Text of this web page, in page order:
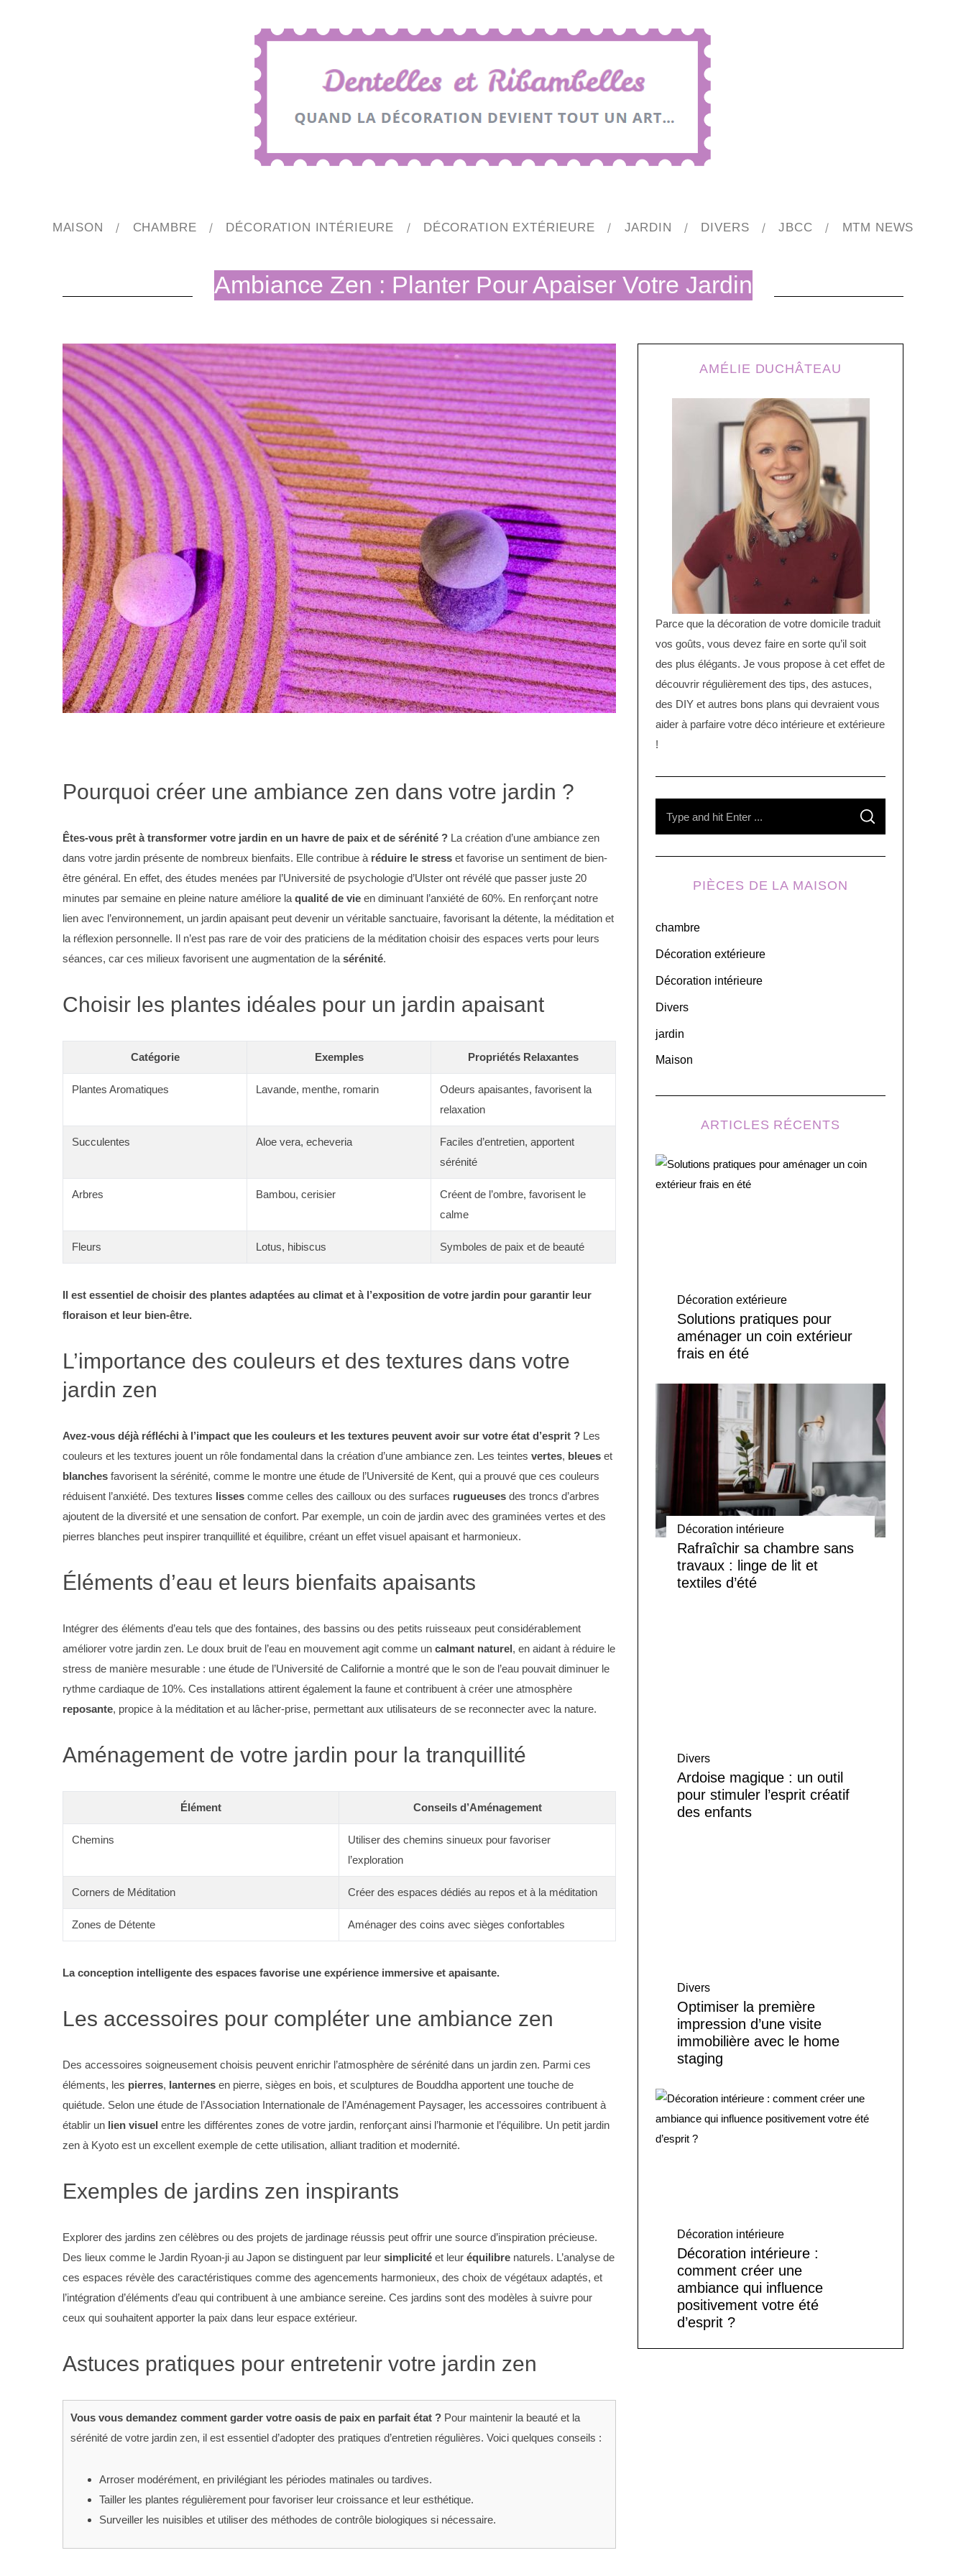
MAISON CHAMBRE DÉCORATION INTÉRIEURE DÉCORATION EXTÉRIEURE JARDIN DIVERS JBCC MTM NEWS
Ambiance Zen : Planter Pour Apaiser Votre Jardin
Pourquoi créer une ambiance zen dans votre jardin ?
Êtes-vous prêt à transformer votre jardin en un havre de paix et de sérénité ? La création d’une ambiance zen
dans votre jardin présente de nombreux bienfaits. Elle contribue à réduire le stress et favorise un sentiment de bien-
être général. En effet, des études menées par l’Université de psychologie d’Ulster ont révélé que passer juste 20
minutes par semaine en pleine nature améliore la qualité de vie en diminuant l’anxiété de 60%. En renforçant notre
lien avec l’environnement, un jardin apaisant peut devenir un véritable sanctuaire, favorisant la détente, la méditation et
la réflexion personnelle. Il n’est pas rare de voir des praticiens de la méditation choisir des espaces verts pour leurs
séances, car ces milieux favorisent une augmentation de la sérénité.
Choisir les plantes idéales pour un jardin apaisant
Catégorie Exemples Propriétés Relaxantes
Plantes Aromatiques Lavande, menthe, romarin
Odeurs apaisantes, favorisent la
relaxation
Succulentes Aloe vera, echeveria
Faciles d’entretien, apportent
sérénité
Arbres Bambou, cerisier
Créent de l’ombre, favorisent le
calme
Fleurs Lotus, hibiscus Symboles de paix et de beauté
Il est essentiel de choisir des plantes adaptées au climat et à l’exposition de votre jardin pour garantir leur
floraison et leur bien-être.
L’importance des couleurs et des textures dans votre
jardin zen
Avez-vous déjà réfléchi à l’impact que les couleurs et les textures peuvent avoir sur votre état d’esprit ? Les
couleurs et les textures jouent un rôle fondamental dans la création d’une ambiance zen. Les teintes vertes, bleues et
blanches favorisent la sérénité, comme le montre une étude de l’Université de Kent, qui a prouvé que ces couleurs
réduisent l’anxiété. Des textures lisses comme celles des cailloux ou des surfaces rugueuses des troncs d’arbres
ajoutent de la diversité et une sensation de confort. Par exemple, un coin de jardin avec des graminées vertes et des
pierres blanches peut inspirer tranquillité et équilibre, créant un effet visuel apaisant et harmonieux.
Éléments d’eau et leurs bienfaits apaisants
Intégrer des éléments d’eau tels que des fontaines, des bassins ou des petits ruisseaux peut considérablement
améliorer votre jardin zen. Le doux bruit de l’eau en mouvement agit comme un calmant naturel, en aidant à réduire le
stress de manière mesurable : une étude de l’Université de Californie a montré que le son de l’eau pouvait diminuer le
rythme cardiaque de 10%. Ces installations attirent également la faune et contribuent à créer une atmosphère
reposante, propice à la méditation et au lâcher-prise, permettant aux utilisateurs de se reconnecter avec la nature.
Aménagement de votre jardin pour la tranquillité
Élément Conseils d’Aménagement
Chemins
Utiliser des chemins sinueux pour favoriser
l’exploration
Corners de Méditation Créer des espaces dédiés au repos et à la méditation
Zones de Détente Aménager des coins avec sièges confortables
La conception intelligente des espaces favorise une expérience immersive et apaisante.
Les accessoires pour compléter une ambiance zen
Des accessoires soigneusement choisis peuvent enrichir l’atmosphère de sérénité dans un jardin zen. Parmi ces
éléments, les pierres, lanternes en pierre, sièges en bois, et sculptures de Bouddha apportent une touche de
quiétude. Selon une étude de l’Association Internationale de l’Aménagement Paysager, les accessoires contribuent à
établir un lien visuel entre les différentes zones de votre jardin, renforçant ainsi l’harmonie et l’équilibre. Un petit jardin
zen à Kyoto est un excellent exemple de cette utilisation, alliant tradition et modernité.
Exemples de jardins zen inspirants
Explorer des jardins zen célèbres ou des projets de jardinage réussis peut offrir une source d’inspiration précieuse.
Des lieux comme le Jardin Ryoan-ji au Japon se distinguent par leur simplicité et leur équilibre naturels. L’analyse de
ces espaces révèle des caractéristiques comme des agencements harmonieux, des choix de végétaux adaptés, et
l’intégration d’éléments d’eau qui contribuent à une ambiance sereine. Ces jardins sont des modèles à suivre pour
ceux qui souhaitent apporter la paix dans leur espace extérieur.
Astuces pratiques pour entretenir votre jardin zen
Vous vous demandez comment garder votre oasis de paix en parfait état ? Pour maintenir la beauté et la
sérénité de votre jardin zen, il est essentiel d’adopter des pratiques d’entretien régulières. Voici quelques conseils :
Arroser modérément, en privilégiant les périodes matinales ou tardives.
Tailler les plantes régulièrement pour favoriser leur croissance et leur esthétique.
Surveiller les nuisibles et utiliser des méthodes de contrôle biologiques si nécessaire.
AMÉLIE DUCHÂTEAU
Parce que la décoration de votre domicile traduit
vos goûts, vous devez faire en sorte qu’il soit
des plus élégants. Je vous propose à cet effet de
découvrir régulièrement des tips, des astuces,
des DIY et autres bons plans qui devraient vous
aider à parfaire votre déco intérieure et extérieure
!
f
o
S
A
C
PIÈCES DE LA MAISON
chambre
Décoration extérieure
Décoration intérieure
Divers
jardin
Maison
ARTICLES RÉCENTS
Décoration extérieure
Solutions pratiques pour
aménager un coin extérieur
frais en été
Décoration intérieure
Rafraîchir sa chambre sans
travaux : linge de lit et
textiles d’été
Divers
Ardoise magique : un outil
pour stimuler l’esprit créatif
des enfants
Divers
Optimiser la première
impression d’une visite
immobilière avec le home
staging
Décoration intérieure
Décoration intérieure :
comment créer une
ambiance qui influence
positivement votre été
d’esprit ?
S
a
h
f